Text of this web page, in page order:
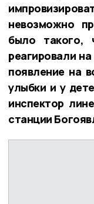
невозможно
было такого,
реагировали
появление на
улыбки и у
инспектор
станции